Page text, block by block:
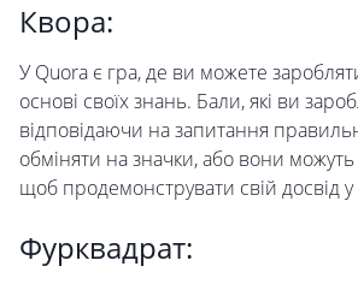
Квора:
У Quora є гра, де ви можете
основі своїх знань. Бали, які ви
відповідаючи на запитання
обміняти на значки, або вони можуть
щоб продемонструвати свій досвід
Фурквадрат: